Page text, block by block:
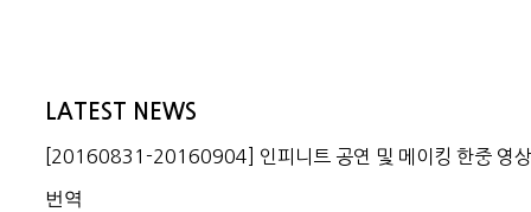
LATEST NEWS
[20160831-20160904] 인피니트 공연 및 메이킹 한중 영
번역